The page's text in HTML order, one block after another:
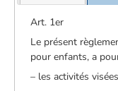
Art. 1er
Le présent
pour enfants, a
– les activités